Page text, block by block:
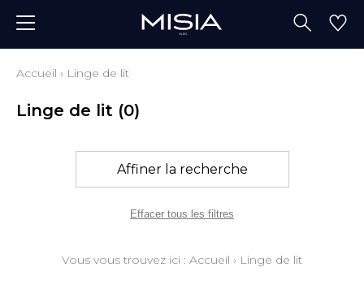
Accueil › Linge de lit
Linge de lit (0)
Affiner la recherche
Effacer tous les filtres
Vous vous trouvez ici : Accueil › Linge de lit